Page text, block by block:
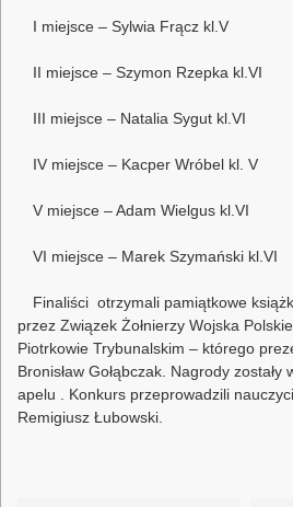
I miejsce – Sylwia Frącz kl.V
II miejsce – Szymon Rzepka kl.VI
III miejsce – Natalia Sygut kl.VI
IV miejsce – Kacper Wróbel kl. V
V miejsce – Adam Wielgus kl.VI
VI miejsce – Marek Szymański kl.VI
Finaliści otrzymali pamiątkowe
przez Związek Żołnierzy Wojska
Piotrkowie Trybunalskim – którego
Bronisław Gołąbczak. Nagrody
apelu . Konkurs przeprowadzili
Remigiusz Łubowski.